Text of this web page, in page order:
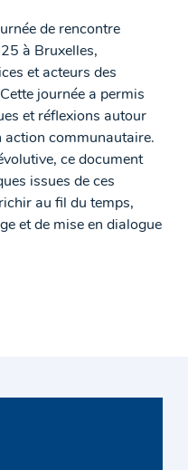
de rencontre
à Bruxelles,
et acteurs des
journée a permis
et réflexions autour
action communautaire.
ce document
issues de ces
au fil du temps,
et de mise en dialogue